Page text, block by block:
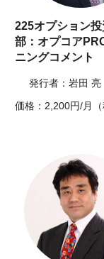
225オプション
部：オプコア
ニングコメント
発行者：岩田 亮
価格：2,200円/月（